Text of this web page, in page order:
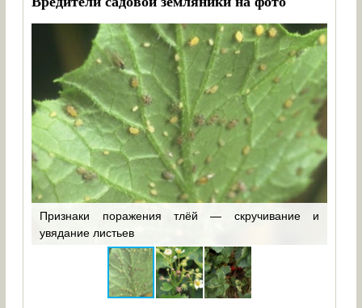
Признаки поражения тлёй — скручивание и
увядание листьев